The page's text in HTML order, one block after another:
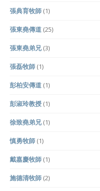
張典育牧師 (1)
張東堯傳道 (25)
張東堯弟兄(3)
張磊牧師 (1)
彭柏安傳道 (1)
彭淑玲教授 (1)
徐致堯弟兄(1)
慎勇牧師 (1)
戴嘉慶牧師 (1)
施德清牧師 (2)